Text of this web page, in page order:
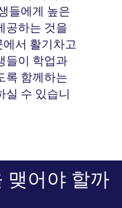
들에게 높은
공하는 것을
서 활기차고
들이 학업과
록 함께하는
실 수 있습니
맺어야 할까